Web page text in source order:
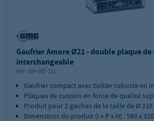
Gaufrier Amore Ø21 - double plaque de
interchangeable
Réf.: GH-WE-21L
Gaufrier compact avec boîtier robuste en
Plaques de cuisson en fonte de qualité
Produit pour 2 gaufres de la taille de Ø
Dimensions du produit (I x P x H) : 580 x